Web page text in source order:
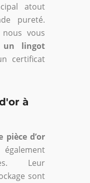
atout
pureté.
vous
un lingot
certificat
à
pièce d’or
Leur
sont